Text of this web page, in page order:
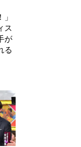
ス
が
る